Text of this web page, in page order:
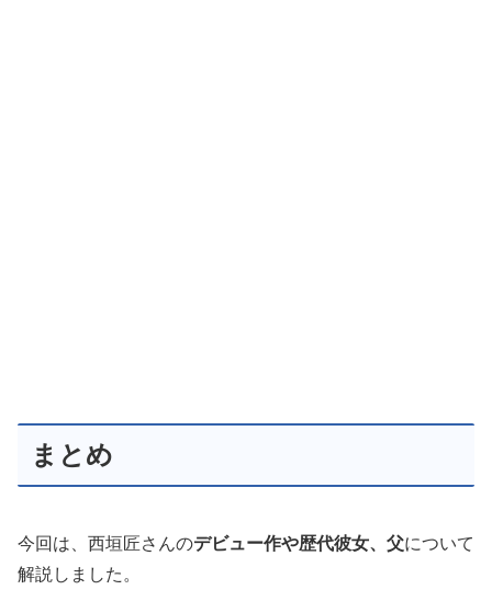
まとめ
今回は、西垣匠さんのデビュー作や歴代彼女、父について
解説しました。